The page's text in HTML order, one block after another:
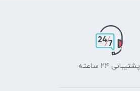
پشتیبانی ۲۴ ساعته